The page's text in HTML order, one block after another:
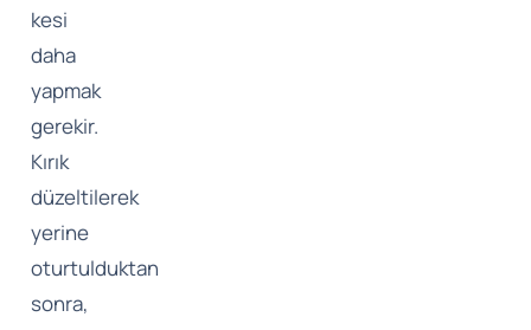
kesi
daha
yapmak
gerekir.
Kırık
düzeltilerek
yerine
oturtulduktan
sonra,